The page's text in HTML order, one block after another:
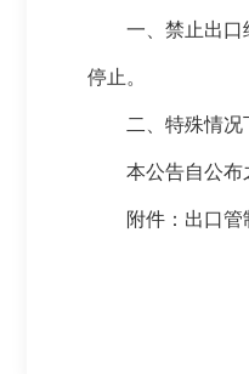
一、禁止出口
停止。
二、特殊情况
本公告自公布
附件：出口管